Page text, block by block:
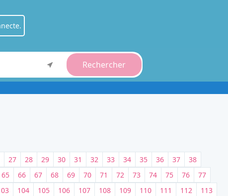
Rechercher
27 28 29 30 31 32 33 34 35 36 37
38
65 66 67 68 69 70 71 72 73 74 75 76
77
104 105 106 107 108 109 110 111 112
113